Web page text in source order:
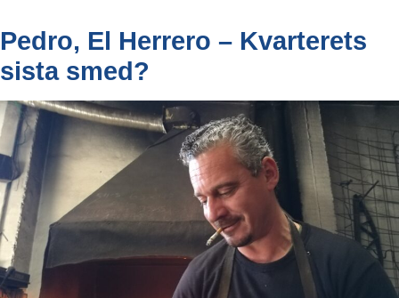
Pedro, El Herrero – Kvarterets
sista smed?